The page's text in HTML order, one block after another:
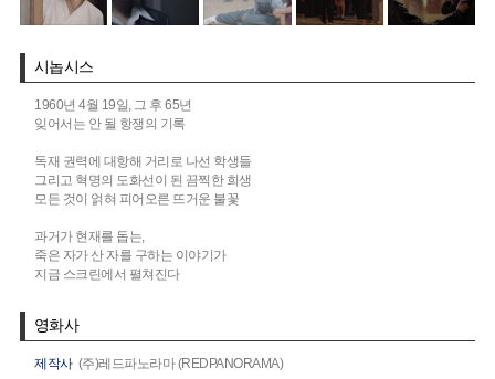
시놉시스
1960년 4월 19일, 그 후 65년
잊어서는 안 될 항쟁의 기록
독재 권력에 대항해 거리로 나선 학생들
그리고 혁명의 도화선이 된 끔찍한 희생
모든 것이 얽혀 피어오른 뜨거운 불꽃
과거가 현재를 돕는,
죽은 자가 산 자를 구하는 이야기가
지금 스크린에서 펼쳐진다
영화사
제작사 (주)레드파노라마 (REDPANORAMA)